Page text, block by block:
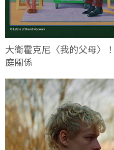
大衛霍克尼〈我的父母〉
庭關係